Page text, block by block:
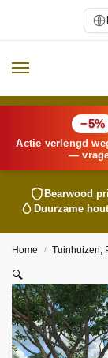
−5%
Actie verlengd
—
Bearwood
Duurzame
Home / Tuinhuizen,
🔍